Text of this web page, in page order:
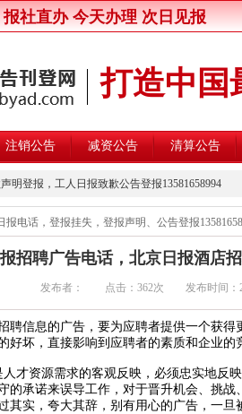
社直办 今天办理 次日见报
打造中国
注销公告 减资公告 清算公告
明登报，工人日报致歉公告登报13581658994
于公开遴选第三方安全监控建设与运营主体的公
知登报，北京晚报股东大会公告登报13581658994
知登报，中国商报股东会通知公告登报13581658994
置公告登报，中国改革报资产转让公告登报
处罚公告登报，北京青年报行政处罚通知登报
罚公告登报，北京日报行政处罚通知登报
罚公告登报，北京晨报行政处罚通知登报
告登报，中华工商时报企业维权声明登报
电话，登报挂失，登报声明、公告登报
招聘广告电话，北京日报酒店
发布者： 点击： 362次 发布时间：
聘信息的广告，要为应聘者提供一个获
好坏，直接影响到应聘者的素质和企业的
才资源需求的客观反映，必须忠实地反
的承诺来误导工作，对于晋升机会、挑
其实，夸大其辞，别有用心的广告，一